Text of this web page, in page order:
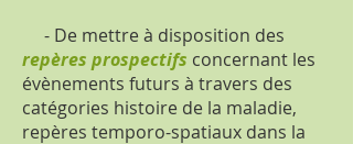
- De mettre à disposition des
repères prospectifs concernant les
évènements futurs à travers des
catégories histoire de la maladie,
repères temporo-spatiaux dans la